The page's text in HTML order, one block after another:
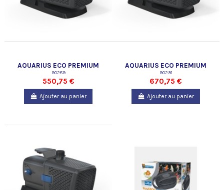
AQUARIUS ECO PREMIUM
9500
90289
550,75 €
Ajouter au panier
AQUARIUS ECO PREMIUM
13500
90291
670,75 €
Ajouter au panier